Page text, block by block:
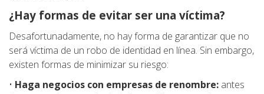
¿Hay formas de evitar ser una víctima?
Desafortunadamente, no hay forma de garantizar que no
será víctima de un robo de identidad en línea. Sin embargo,
existen formas de minimizar su riesgo:
• Haga negocios con empresas de renombre: antes